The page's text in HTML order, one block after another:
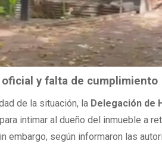
y falta de cumplimiento
de la situación, la Delegación de
intimar al dueño del inmueble a
embargo, según informaron las